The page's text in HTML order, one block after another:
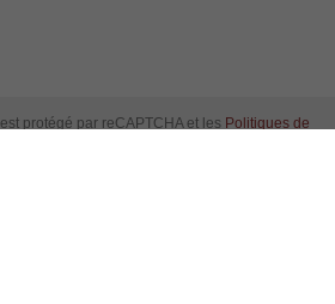
protégé par reCAPTCHA et les Politiques de